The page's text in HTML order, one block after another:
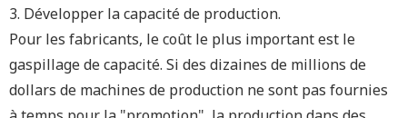
3. Développer la capacité de production.
Pour les fabricants, le coût le plus important est le
gaspillage de capacité. Si des dizaines de millions de
dollars de machines de production ne sont pas fournies